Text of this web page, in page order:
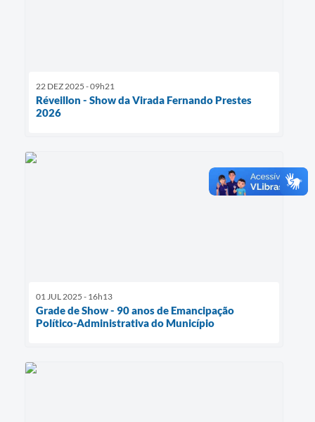
22 DEZ 2025 - 09h21
Réveillon - Show da Virada Fernando Prestes
2026
01 JUL 2025 - 16h13
Grade de Show - 90 anos de Emancipação
Político-Administrativa do Município